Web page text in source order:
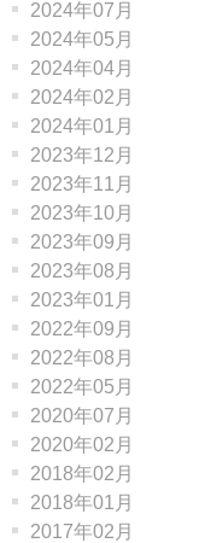
2024年07月
2024年05月
2024年04月
2024年02月
2024年01月
2023年12月
2023年11月
2023年10月
2023年09月
2023年08月
2023年01月
2022年09月
2022年08月
2022年05月
2020年07月
2020年02月
2018年02月
2018年01月
2017年02月